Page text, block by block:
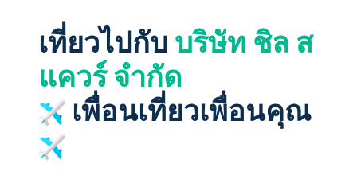
เที่ยวไปกับ บริษัท ชิล ส
แควร์ จำกัด
เพื่อนเที่ยวเพื่อนคุณ